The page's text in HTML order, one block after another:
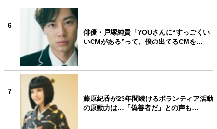
6
俳優・戸塚純貴「YOUさんに“すっごくい
いCMがある”って、僕の出てるCMを…
7
藤原紀香が23年間続けるボランティア活動
の原動力は…「偽善者だ」との声も…